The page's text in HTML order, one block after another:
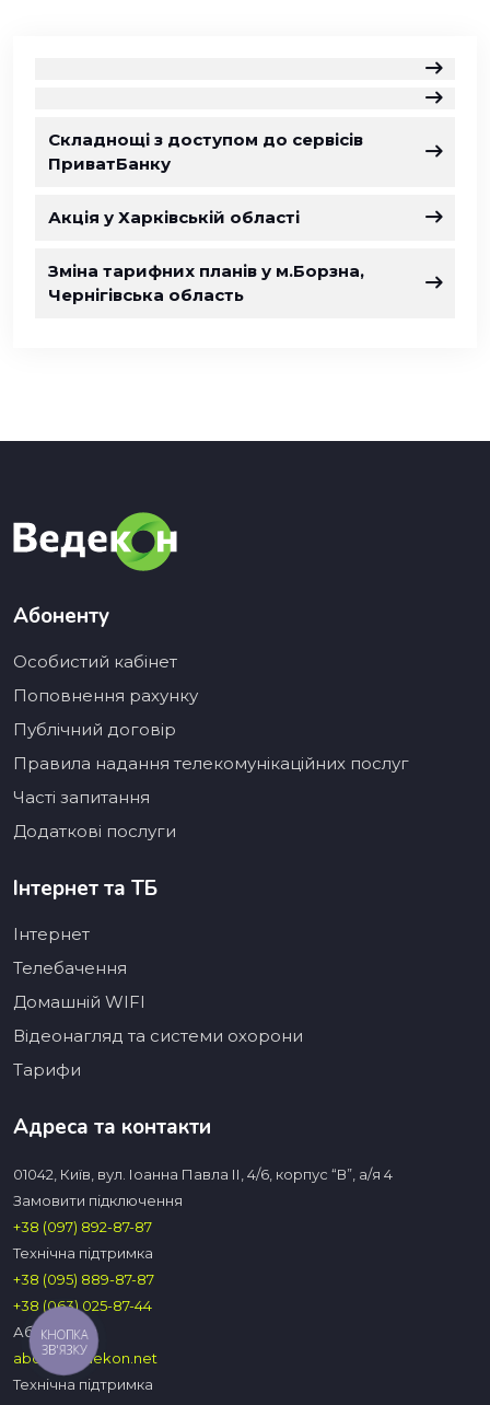
Складнощі з доступом до сервісів
ПриватБанку
Акція у Харківській області
Зміна тарифних планів у м.Борзна,
Чернігівська область
Абоненту
Особистий кабінет
Поповнення рахунку
Публічний договір
Правила надання телекомунікаційних послуг
Часті запитання
Додаткові послуги
Інтернет та ТБ
Інтернет
Телебачення
Домашній WIFI
Відеонагляд та системи охорони
Тарифи
Адреса та контакти
01042, Київ, вул. Іоанна Павла ІІ, 4/6, корпус “В”, а/я 4
Замовити підключення
+38 (097) 892-87-87
Технічна підтримка
+38 (095) 889-87-87
+38 (063) 025-87-44
Абон.вiддiл
abon@vedekon.net
Технічна підтримка
КНОПКА
ЗВ'ЯЗКУ